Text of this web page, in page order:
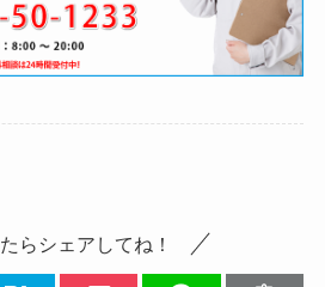
らシェアしてね！